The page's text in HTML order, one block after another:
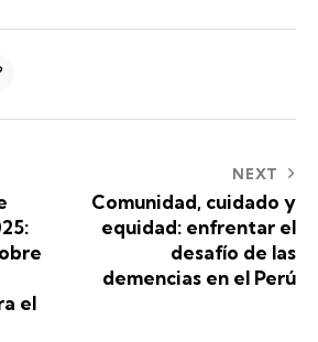
el
NEXT
Comunidad, cuidado y
equidad: enfrentar el
desafío de las
demencias en el Perú